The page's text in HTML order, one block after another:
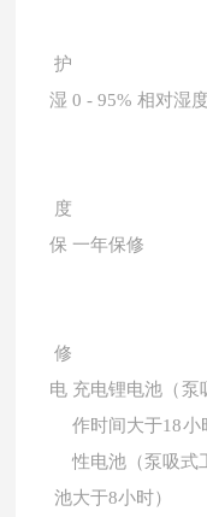
护
湿
度
0 - 95% 相对湿
保
修
一年保修
电
池
充电锂电池（泵
作时间大于18
性电池（泵吸式
大于8小时）